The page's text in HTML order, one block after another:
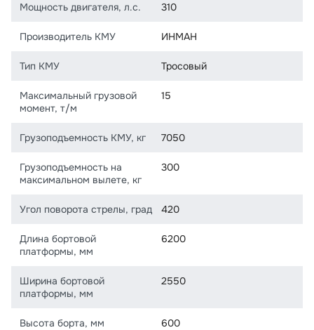
Мощность двигателя, л.с. 310
Производитель КМУ ИНМАН
Тип КМУ Тросовый
Максимальный грузовой
момент, т/м
15
Грузоподъемность КМУ, кг 7050
Грузоподъемность на
максимальном вылете, кг
300
Угол поворота стрелы, град 420
Длина бортовой
платформы, мм
6200
Ширина бортовой
платформы, мм
2550
Высота борта, мм 600